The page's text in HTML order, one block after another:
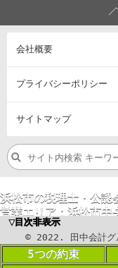
▼目次非表示
© 2022 . 田中会計グ
5つの約束
会社概要
プライバシーポリシー
サイトマップ
浜松市の税理士・公認
営業エリア： 浜松市中
©2023. 田中会計グ
Reserved.